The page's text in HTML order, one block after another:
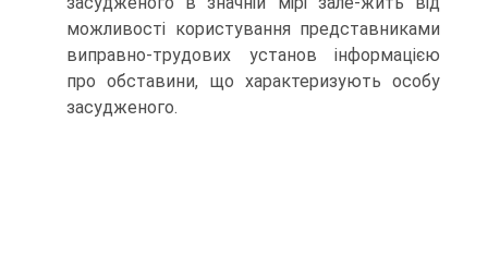
можливості користування представниками
виправно-трудових установ інформацією
про обставини, що характеризують особу
засудженого.